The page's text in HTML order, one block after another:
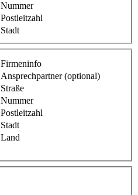
Nummer
Postleitzahl
Stadt
Firmeninfo
Ansprechpartner (optional)
Straße
Nummer
Postleitzahl
Stadt
Land